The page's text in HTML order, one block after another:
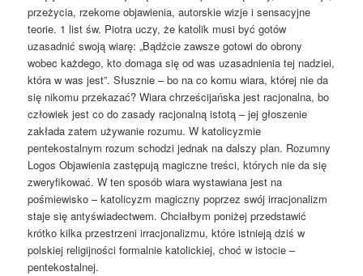
przeżycia, rzekome objawienia, autorskie wizje i sensacyjne
teorie. 1 list św. Piotra uczy, że katolik musi być gotów
uzasadnić swoją wiarę: „Bądźcie zawsze gotowi do obrony
wobec każdego, kto domaga się od was uzasadnienia tej nadziei,
która w was jest”. Słusznie – bo na co komu wiara, której nie da
się nikomu przekazać? Wiara chrześcijańska jest racjonalna, bo
człowiek jest co do zasady racjonalną istotą – jej głoszenie
zakłada zatem używanie rozumu. W katolicyzmie
pentekostalnym rozum schodzi jednak na dalszy plan. Rozumny
Logos Objawienia zastępują magiczne treści, których nie da się
zweryfikować. W ten sposób wiara wystawiana jest na
pośmiewisko – katolicyzm magiczny poprzez swój irracjonalizm
staje się antyświadectwem. Chciałbym poniżej przedstawić
krótko kilka przestrzeni irracjonalizmu, które istnieją dziś w
polskiej religijności formalnie katolickiej, choć w istocie –
pentekostalnej.